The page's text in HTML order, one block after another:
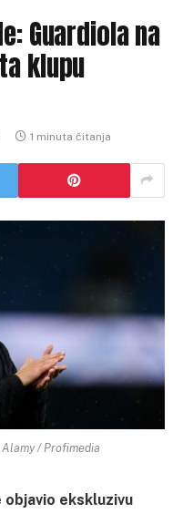
Guardiola na
klupu
1 minuta čitanja
/ Profimedia
objavio ekskluzivu